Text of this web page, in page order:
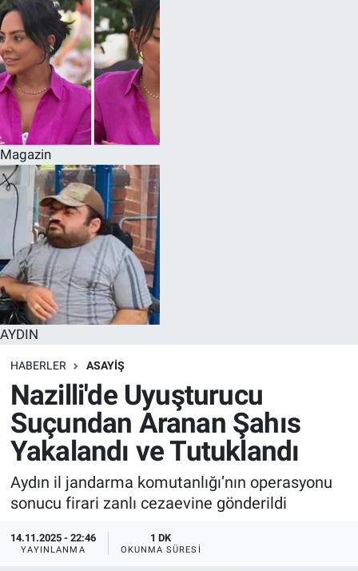
Magazin
AYDIN
HABERLER ASAYİŞ
Nazilli'de Uyuşturucu
Suçundan Aranan Şahıs
Yakalandı ve Tutuklandı
Aydın il jandarma komutanlığı’nın operasyonu
sonucu firari zanlı cezaevine gönderildi
14.11.2025 - 22:46
YAYINLANMA
1 DK
OKUNMA SÜRESI